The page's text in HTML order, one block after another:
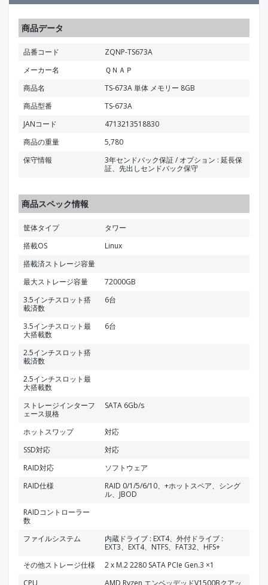
商品データ
品番コード
ZQNP-TS673A
メーカー名
ＱＮＡＰ
商品名
TS-673A 単体 メモリー 8GB
商品型番
TS-673A
JANコード
4713213518830
商品の重量
5,780
保守情報
3年センドバック保証 / オプション : 延長保
証、先出しセンドバック保守
商品スペック情報
筐体タイプ
タワー
搭載OS
Linux
搭載済ストレージ容量
最大ストレージ容量
72000GB
3.5インチスロット搭
載済数
6台
3.5インチスロット最
大搭載数
6台
2.5インチスロット搭
載済数
2.5インチスロット最
大搭載数
ストレージインターフ
ェース規格
SATA 6Gb/s
ホットスワップ
対応
SSD対応
対応
RAID対応
ソフトウェア
RAID仕様
RAID 0/1/5/6/10、+ホットスペア、シング
ル、JBOD
RAIDコントローラー
数
ファイルシステム
内蔵ドライブ : EXT4、外付ドライブ :
EXT3、EXT4、NTFS、FAT32、HFS+
その他ストレージ仕様
2 x M.2 2280 SATA PCIe Gen.3 ×1
CPU
AMD Ryzen エンベッデッドV1500Bクアッ